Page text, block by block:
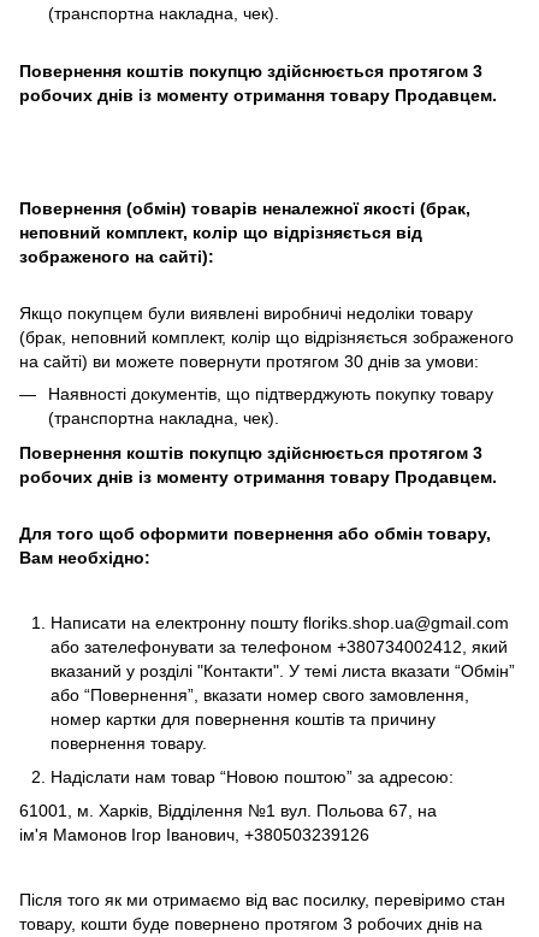
(транспортна накладна, чек).
Повернення коштів покупцю здійснюється протягом 3
робочих днів із моменту отримання товару Продавцем.
Повернення (обмін) товарів неналежної якості (брак,
неповний комплект, колір що відрізняється від
зображеного на сайті):
Якщо покупцем були виявлені виробничі недоліки товару
(брак, неповний комплект, колір що відрізняється зображеного
на сайті) ви можете повернути протягом 30 днів за умови:
Наявності документів, що підтверджують покупку товару
(транспортна накладна, чек).
Повернення коштів покупцю здійснюється протягом 3
робочих днів із моменту отримання товару Продавцем.
Для того щоб оформити повернення або обмін товару,
Вам необхідно:
Написати на електронну пошту floriks.shop.ua@gmail.com
або зателефонувати за телефоном +380734002412 , який
вказаний у розділі "Контакти" . У темі листа вказати “Обмін”
або “Повернення”, вказати номер свого замовлення,
номер картки для повернення коштів та причину
повернення товару.
Надіслати нам товар “Новою поштою” за адресою:
61001, м. Харків, Відділення №1 вул. Польова 67, на
ім'я Мамонов Ігор Іванович, +380503239126
Після того як ми отримаємо від вас посилку, перевіримо стан
товару, кошти буде повернено протягом 3 робочих днів на